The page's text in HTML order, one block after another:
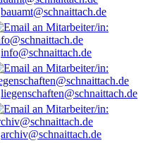
bauamt@schnaittach.de
info@schnaittach.de
liegenschaften@schnaittach.de
archiv@schnaittach.de